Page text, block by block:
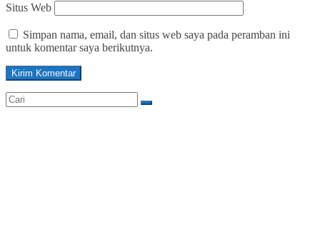
Situs Web
Simpan nama, email, dan situs web saya pada peramban ini
untuk komentar saya berikutnya.